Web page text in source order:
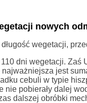
nowych
wegetacji,
dni wegetacji. Zaś
jest
cebuli w typie
nie pobierały dalej
dalszej obróbki